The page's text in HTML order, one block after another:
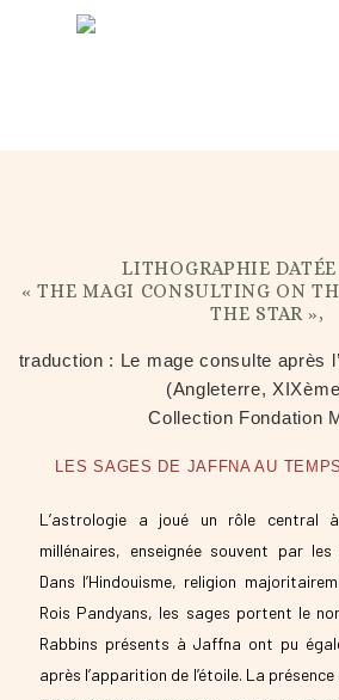
LITHOGRAPHIE DATÉE
« THE MAGI CONSULTING ON
THE STAR »,
traduction : Le mage consulte après
(Angleterre,
Collection Fondation
LES SAGES DE JAFFNA AU
L’astrologie a joué un rôle central
millénaires, enseignée souvent par
Dans l’Hindouisme, religion
Rois Pandyans, les sages portent le
Rabbins présents à Jaffna ont pu
après l’apparition de l’étoile. La